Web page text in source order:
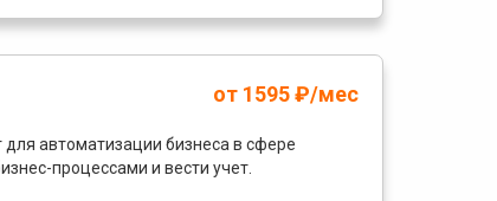
от 1595 ₽/мес
автоматизации бизнеса в сфере
процессами и вести учет.